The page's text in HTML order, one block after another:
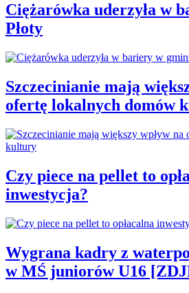
Ciężarówka uderzyła w
Płoty
Szczecinianie mają
ofertę lokalnych domów
Czy piece na pellet to
inwestycja?
Wygrana kadry z
w MŚ juniorów U16